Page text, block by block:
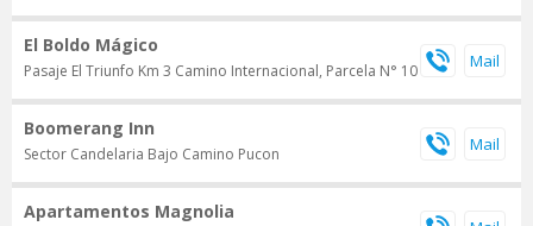
El Boldo Mágico
Pasaje El Triunfo Km 3 Camino Internacional, Parcela N° 10
Boomerang Inn
Sector Candelaria Bajo Camino Pucon
Apartamentos Magnolia